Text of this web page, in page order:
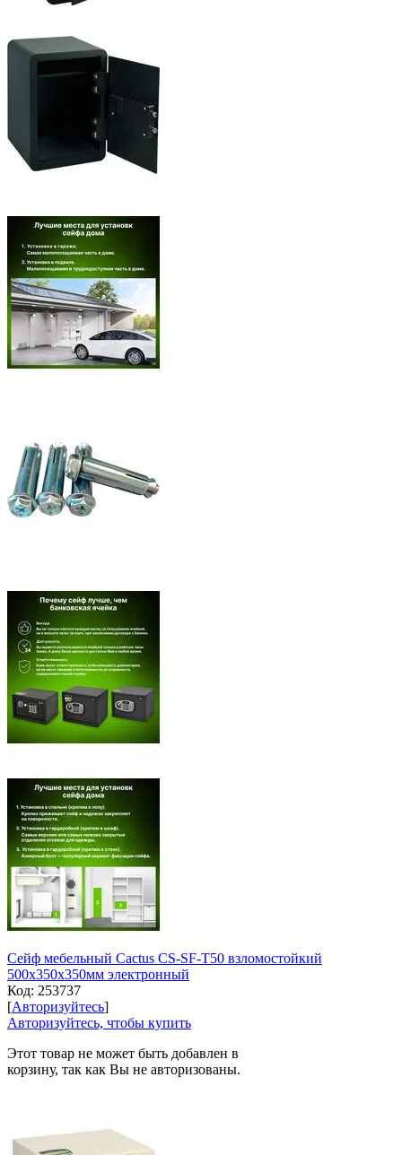
Сейф мебельный Cactus CS-SF-T50 взломостойкий
500x350x350мм электронный
Код: 253737
[Авторизуйтесь]
Авторизуйтесь, чтобы купить
Этот товар не может быть добавлен в
корзину, так как Вы не авторизованы.